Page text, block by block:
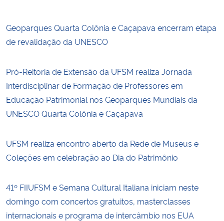
Geoparques Quarta Colônia e Caçapava encerram etapa
de revalidação da UNESCO
Pró-Reitoria de Extensão da UFSM realiza Jornada
Interdisciplinar de Formação de Professores em
Educação Patrimonial nos Geoparques Mundiais da
UNESCO Quarta Colônia e Caçapava
UFSM realiza encontro aberto da Rede de Museus e
Coleções em celebração ao Dia do Patrimônio
41º FIIUFSM e Semana Cultural Italiana iniciam neste
domingo com concertos gratuitos, masterclasses
internacionais e programa de intercâmbio nos EUA